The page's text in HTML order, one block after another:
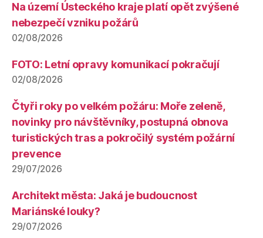
Na území Ústeckého kraje platí opět zvýšené
nebezpečí vzniku požárů
02/08/2026
FOTO: Letní opravy komunikací pokračují
02/08/2026
Čtyři roky po velkém požáru: Moře zeleně,
novinky pro návštěvníky, postupná obnova
turistických tras a pokročilý systém požární
prevence
29/07/2026
Architekt města: Jaká je budoucnost
Mariánské louky?
29/07/2026